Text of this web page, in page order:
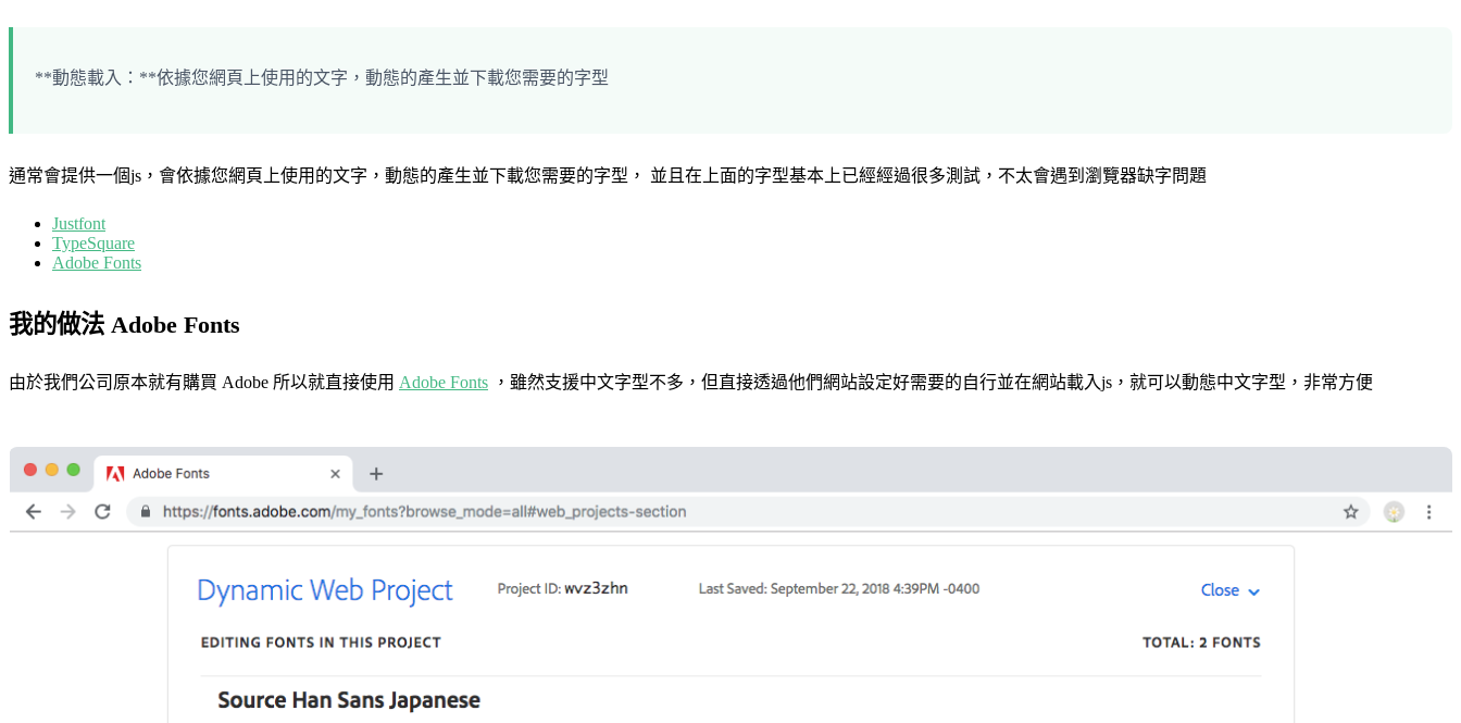
**動態載入：**依據您網頁上使用的文字，動態的產生並下載您需要的字型
通常會提供一個js，會依據您網頁上使用的文字，動態的產生並下載您需要的字型， 並且在上面的字型基本上已經經過很多測試，不太會遇到瀏覽器缺字問題
Justfont
TypeSquare
Adobe Fonts
我的做法 Adobe Fonts
由於我們公司原本就有購買 Adobe 所以就直接使用 Adobe Fonts ，雖然支援中文字型不多，但直接透過他們網站設定好需要的自行並在網站載入js，就可以動態中文字型，非常方便